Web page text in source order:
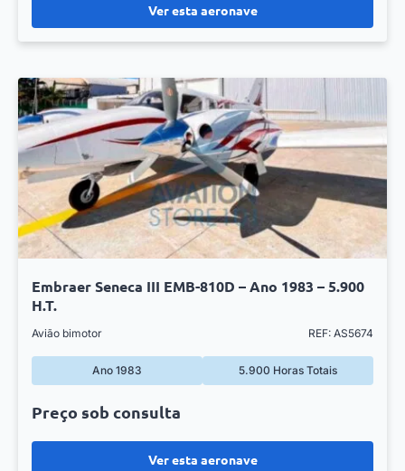
Ver esta aeronave
Embraer Seneca III EMB-810D – Ano 1983 – 5.900
H.T.
Avião bimotor REF: AS5674
Ano 1983 5.900 Horas Totais
Ver esta aeronave
Preço sob consulta